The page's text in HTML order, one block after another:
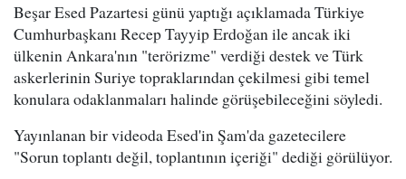
Beşar Esed Pazartesi günü yaptığı açıklamada Türkiye
Cumhurbaşkanı Recep Tayyip Erdoğan ile ancak iki
ülkenin Ankara'nın "terörizme" verdiği destek ve Türk
askerlerinin Suriye topraklarından çekilmesi gibi temel
konulara odaklanmaları halinde görüşebileceğini söyledi.
Yayınlanan bir videoda Esed'in Şam'da gazetecilere
"Sorun toplantı değil, toplantının içeriği" dediği görülüyor.